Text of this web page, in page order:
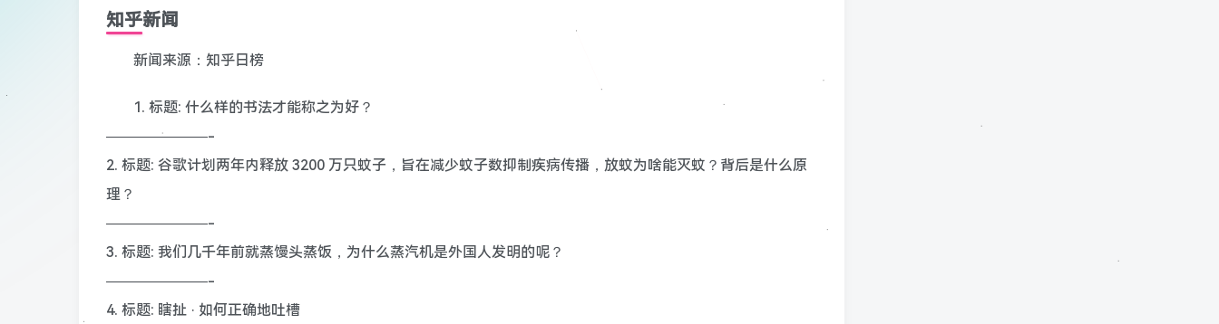
知乎新闻
新闻来源：知乎日榜
1. 标题: 什么样的书法才能称之为好？
———————-
2. 标题: 谷歌计划两年内释放 3200 万只蚊子，旨在减少蚊子数抑制疾病传播，放蚊为啥能灭蚊？背后是什么原
理？
———————-
3. 标题: 我们几千年前就蒸馒头蒸饭，为什么蒸汽机是外国人发明的呢？
———————-
4. 标题: 瞎扯 · 如何正确地吐槽